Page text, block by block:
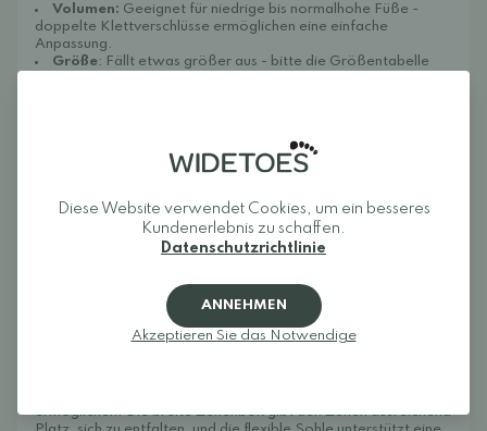
Volumen: Geeignet für niedrige bis normalhohe Füße -
doppelte Klettverschlüsse ermöglichen eine einfache
Anpassung.
Größe: Fällt etwas größer aus - bitte die Größentabelle
29, und er passt gut, mit ausreichend Platz vor den Zehen und
einer Zehenbox, die auch in der Breite viel Raum bietet.
Klettverschlüsse lassen sich zwar vollständig schließen, dafür
muss jedoch etwas stärker angezogen werden. Das Modell
eignet sich daher am besten für Kinder mit niedrigem bis
normal hohem Fuß.
Mit einem feuchten Tuch abwischen. Wir empfehlen, die
Schuhe vor dem ersten Tragen und anschließend regelmäßig
wasserabweisenden Sprayzu behandeln, damit ihre
wasserabweisenden Eigenschaften erhalten bleiben.
ermöglichen. Die breite Zehenbox gibt den Zehen ausreichend
Diese Website verwendet Cookies, um ein besseres
Kundenerlebnis zu schaffen.
Datenschutzrichtlinie
ANNEHMEN
Akzeptieren Sie das Notwendige